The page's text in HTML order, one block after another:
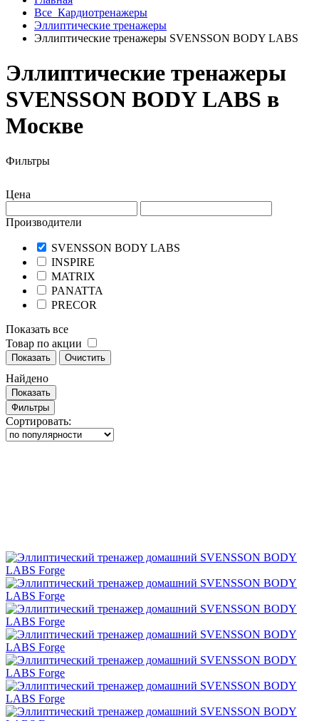
Все Кардиотренажеры
Эллиптические тренажеры
Эллиптические тренажеры SVENSSON BODY LABS
Эллиптические тренажеры
SVENSSON BODY LABS в
Москве
Фильтры
Цена
Производители
SVENSSON BODY LABS
INSPIRE
MATRIX
PANATTA
PRECOR
Показать все
Товар по акции
Показать Очистить
Найдено
Показать
Фильтры
Сортировать: